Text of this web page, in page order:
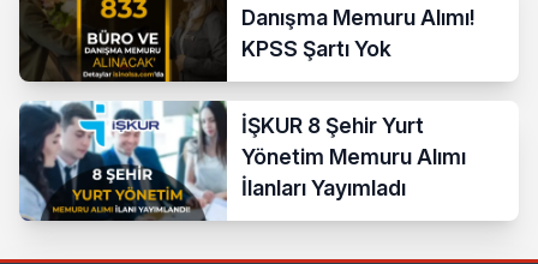
Danışma Memuru Alımı!
KPSS Şartı Yok
İŞKUR 8 Şehir Yurt
Yönetim Memuru Alımı
İlanları Yayımladı